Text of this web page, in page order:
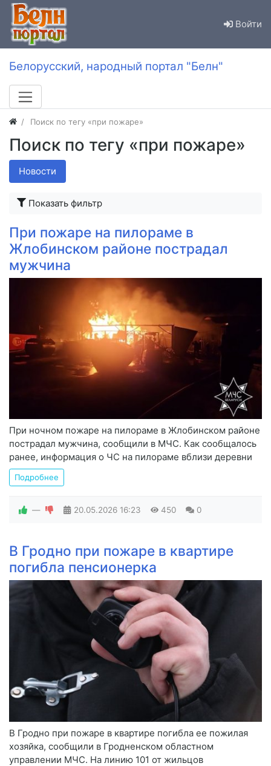
Войти
Белорусский, народный портал "Белн"
Поиск по тегу «при пожаре»
Поиск по тегу «при пожаре»
Новости
Показать фильтр
При пожаре на пилораме в
Жлобинском районе пострадал
мужчина
При ночном пожаре на пилораме в Жлобинском районе
пострадал мужчина, сообщили в МЧС. Как сообщалось
ранее, информация о ЧС на пилораме вблизи деревни
Подробнее
— 20.05.2026 16:23 450 0
В Гродно при пожаре в квартире
погибла пенсионерка
В Гродно при пожаре в квартире погибла ее пожилая
хозяйка, сообщили в Гродненском областном
управлении МЧС. На линию 101 от жильцов